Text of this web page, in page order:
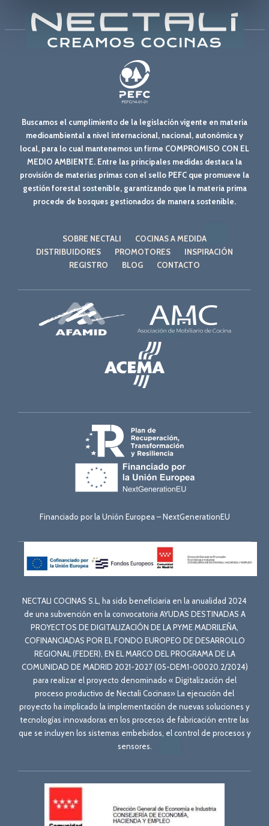
Buscamos el cumplimiento de la legislación vigente en materia
medioambiental a nivel internacional, nacional, autonómica y
local, para lo cual mantenemos un firme COMPROMISO CON EL
MEDIO AMBIENTE. Entre las principales medidas destaca la
provisión de materias primas con el sello PEFC que promueve la
gestión forestal sostenible, garantizando que la materia prima
procede de bosques gestionados de manera sostenible.
SOBRE NECTALI
COCINAS A MEDIDA
DISTRIBUIDORES
PROMOTORES
INSPIRACIÓN
REGISTRO
BLOG CONTACTO
Financiado por la Unión Europea – NextGenerationEU
NECTALI COCINAS S.L, ha sido beneficiaria en la anualidad 2024
de una subvención en la convocatoria AYUDAS DESTINADAS A
PROYECTOS DE DIGITALIZACIÓN DE LA PYME MADRILEÑA,
COFINANCIADAS POR EL FONDO EUROPEO DE DESARROLLO
REGIONAL (FEDER), EN EL MARCO DEL PROGRAMA DE LA
COMUNIDAD DE MADRID 2021-2027 (05-DEM1-00020.2/2024)
para realizar el proyecto denominado « Digitalización del
proceso productivo de Nectali Cocinas» La ejecución del
proyecto ha implicado la implementación de nuevas soluciones y
tecnologías innovadoras en los procesos de fabricación entre las
que se incluyen los sistemas embebidos, el control de procesos y
sensores.